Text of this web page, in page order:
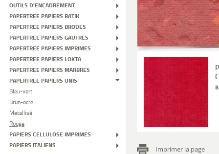
OUTILS D'ENCADREMENT
PAPERTREE PAPIERS BATIK
PAPERTREE PAPIERS BRODES
PAPERTREE PAPIERS GAUFRES
PAPERTREE PAPIERS IMPRIMES
PAPERTREE PAPIERS LOKTA
PAPERTREE PAPIERS MARBRES
PAPERTREE PAPIERS UNIS
Bleu-vert
Brun-ocre
Metallisé
Rouge
PAPIERS CELLULOSE IMPRIMES
PAPIERS ITALIENS
Imprimer la page